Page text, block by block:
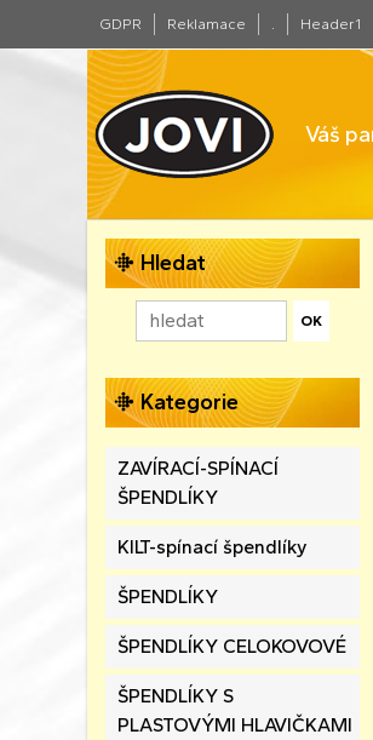
GDPR Reklamace . Header1
Váš
Hledat
Kategorie
ZAVÍRACÍ-SPÍNACÍ
ŠPENDLÍKY
KILT-spínací špendlíky
ŠPENDLÍKY
ŠPENDLÍKY CELOKOVOVÉ
ŠPENDLÍKY S
PLASTOVÝMI HLAVIČKAMI